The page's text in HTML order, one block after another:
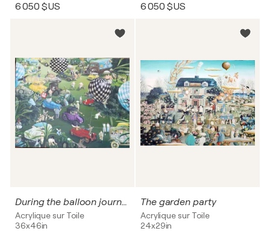
6 050 $US 6 050 $US
During the balloon journey
Acrylique sur Toile
36x46in
The garden party
Acrylique sur Toile
24x29in